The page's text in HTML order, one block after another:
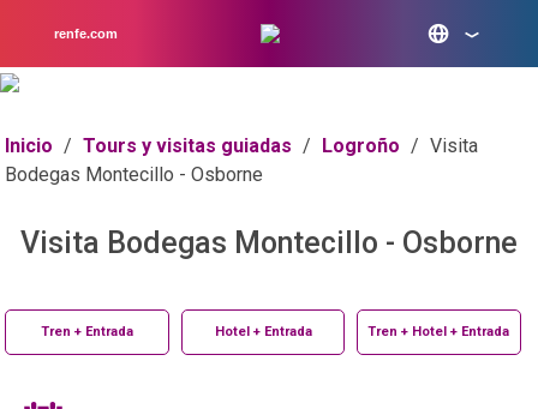
renfe.com
Inicio / Tours y visitas guiadas / Logroño / Visita
Bodegas Montecillo - Osborne
Visita Bodegas Montecillo - Osborne
Tren + Entrada Hotel + Entrada Tren + Hotel + Entrada